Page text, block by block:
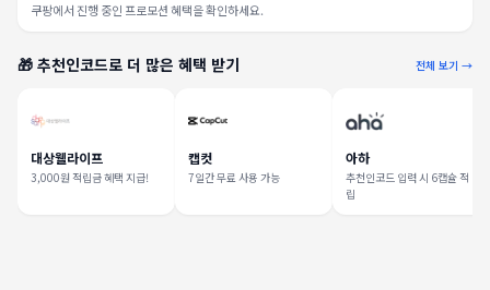
쿠팡에서 진행 중인 프로모션 혜택을 확인하세요.
🎁 추천인코드로 더 많은 혜택 받기 전체 보기 →
대상웰라이프
3,000원 적립금 혜택 지급!
캡컷
7일간 무료 사용 가능
아하
추천인코드 입력 시 6캡슐 적
립